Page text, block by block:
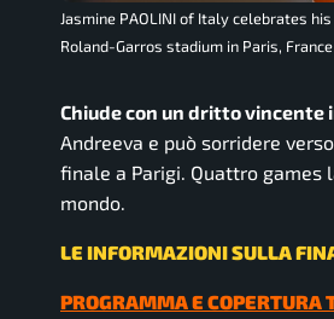
Jasmine PAOLINI of Italy celebrates
Roland-Garros stadium in Paris, France
Chiude con un dritto vincente
Andreeva e può sorridere
finale a Parigi. Quattro games
mondo.
LE INFORMAZIONI SULLA
PROGRAMMA E COPERTURA